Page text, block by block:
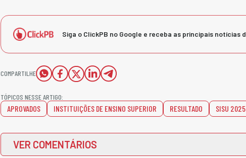
Siga o ClickPB no Google e receba as principais notícias
COMPARTILHE
TÓPICOS NESSE ARTIGO:
APROVADOS INSTITUIÇÕES DE ENSINO SUPERIOR RESULTADO SISU 2025
VER COMENTÁRIOS